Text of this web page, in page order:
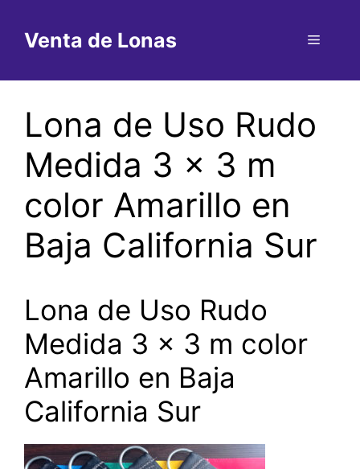
contenido
Venta de Lonas Menú
Lona de Uso Rudo
Medida 3 x 3 m
color Amarillo en
Baja California Sur
Lona de Uso Rudo
Medida 3 x 3 m color
Amarillo en Baja
California Sur